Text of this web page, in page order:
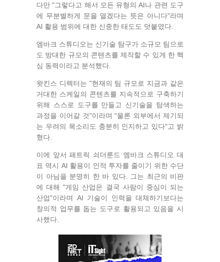
다만 "그렇다고 해서 모든 유형의 AI나 관련 도구
에 무분별하게 문을 열겠다는 뜻은 아니다"라며
AI 활용 범위에 대한 신중한 태도도 덧붙였다.
엠바크 스튜디오는 신기술 탐구가 소규모 팀으로
도 방대한 규모의 콘텐츠를 제작할 수 있게 한 핵
심 동력이라고 분석했다.
왓킨스 디렉터는 "현재의 팀 규모로 지금과 같은
거대한 스케일의 콘텐츠를 지속적으로 구축하기
위해 스스로 도구를 만들고 신기술을 탐색하는
과정을 이어갈 것"이라며 "물론 외부에서 제기되
는 우려의 목소리도 충분히 인지하고 있다"고 밝
혔다.
이에 앞서 패트릭 쇠더룬드 엠바크 스튜디오 대
표 역시 AI 활용이 인적 투자를 줄이기 위한 수단
이 아님을 분명히 한 바 있다. 그는 최근의 비판
에 대해 "게임 산업은 결국 사람이 중심이 되는
산업"이라며 AI 기술이 인력을 대체하기보다는
창의적 업무를 돕는 도구로 활용되고 있음을 시
사했다.